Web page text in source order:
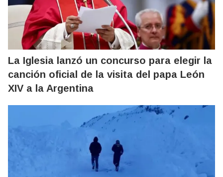
La Iglesia lanzó un concurso para elegir la
canción oficial de la visita del papa León
XIV a la Argentina